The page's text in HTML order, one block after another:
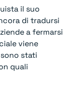
il suo
di tradursi
a fermarsi
viene
stati
quali